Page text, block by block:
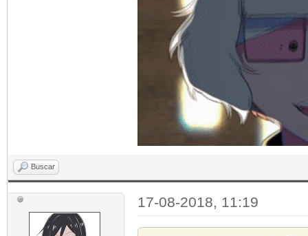
Buscar
17-08-2018, 11:19